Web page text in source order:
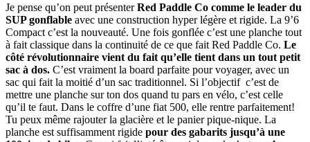
Je pense qu’on peut présenterRed Paddle Co comme le leader du
SUP gonflable avec une construction hyper légère et rigide. La 9’6
Compact c’est la nouveauté. Une fois gonflée c’est une planche tout
à fait classique dans la continuité de ce que fait Red Paddle Co. Le
côté révolutionnaire vient du fait qu’elle tient dans un tout petit
sac à dos. C’est vraiment la board parfaite pour voyager, avec un
sac qui fait la moitié d’un sac traditionnel. Si l’objectif c’est de
mettre une planche sur ton dos quand tu pars en vélo, c’est celle
qu’il te faut. Dans le coffre d’une fiat 500, elle rentre parfaitement!
Tu peux même rajouter la glacière et le panier pique-nique. La
planche est suffisamment rigide pour des gabarits jusqu’à une